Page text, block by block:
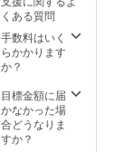
し色の
薄いも
のやキ
ズかけ
がある
混じっ
ており
ます ※
送料込
くある質問
手数料はいく
らかかります
か？
目標金額に届
かなかった場
合どうなりま
すか？